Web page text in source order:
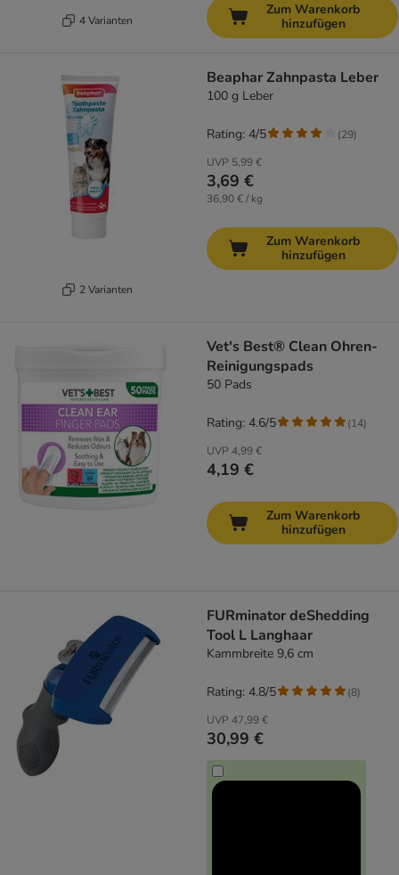
4 Varianten
Zum Warenkorb
hinzufügen
2 Varianten
Beaphar Zahnpasta Leber
100 g Leber
UVP 5,99 €
3,69 €
36,90 € / kg
Rating: 4/5 (29)
Zum Warenkorb
hinzufügen
Vet's Best® Clean Ohren-
Reinigungspads
50 Pads
UVP 4,99 €
4,19 €
Rating: 4.6/5 (14)
Zum Warenkorb
hinzufügen
FURminator deShedding
Tool L Langhaar
Kammbreite 9,6 cm
UVP 47,99 €
30,99 €
Rating: 4.8/5 (8)